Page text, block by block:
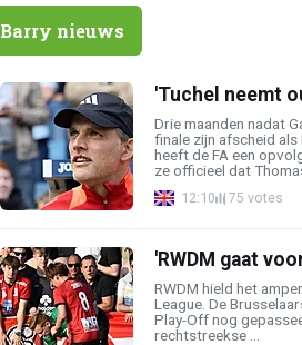
Barry nieuws
'Tuchel neemt
Drie maanden nadat
finale zijn afscheid als
heeft de FA een
ze officieel dat Thomas
12:10 75 votes
'RWDM gaat
RWDM hield het
League. De
Play-Off nog
rechtstreekse ...